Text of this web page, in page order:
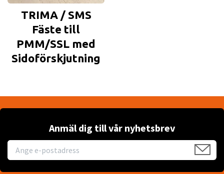
TRIMA / SMS
Fäste till
PMM/SSL med
Sidoförskjutning
Anmäl dig till vår nyhetsbrev